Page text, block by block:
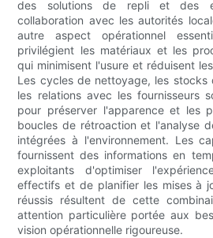
des solutions de repli et des
collaboration avec les autorités
autre aspect opérationnel
privilégient les matériaux et les
qui minimisent l'usure et réduisent
Les cycles de nettoyage, les stocks
les relations avec les fournisseurs
pour préserver l'apparence et les
boucles de rétroaction et l'analyse
intégrées à l'environnement. Les
fournissent des informations en
exploitants d'optimiser
effectifs et de planifier les mises à
réussis résultent de cette
attention particulière portée aux
vision opérationnelle rigoureuse.